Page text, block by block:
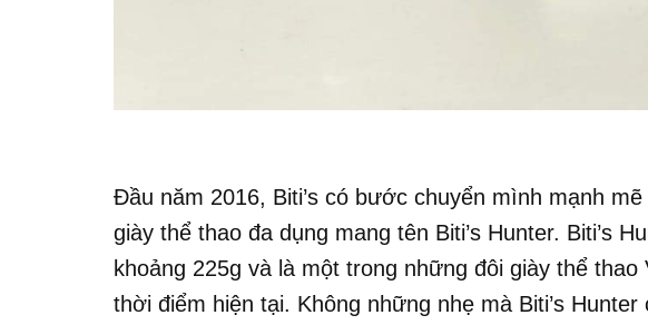
Đầu năm 2016, Biti’s có bước chuyển mình mạnh
giày thể thao đa dụng mang tên Biti’s Hunter. Biti’s
khoảng 225g và là một trong những đôi giày thể
thời điểm hiện tại. Không những nhẹ mà Biti’s